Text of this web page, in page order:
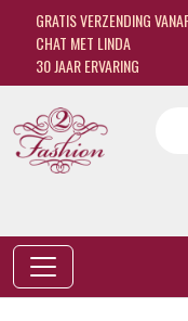
GRATIS VERZENDING
CHAT MET LINDA
30 JAAR ERVARING